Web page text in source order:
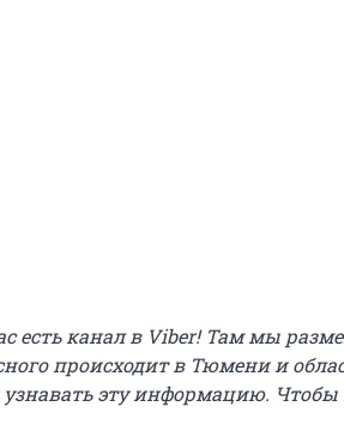
есть канал в Viber! Там мы
происходит в Тюмени и
эту информацию. Чтобы